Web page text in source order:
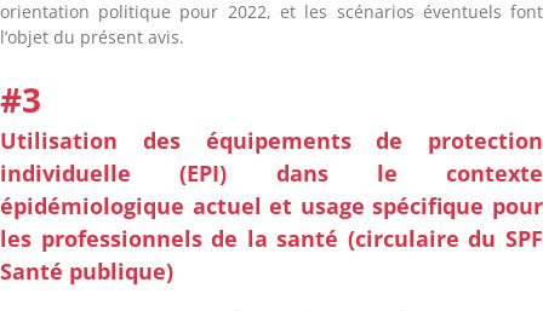
orientation politique pour 2022, et les scénarios éventuels font
l’objet du présent avis.
#3
Utilisation des équipements de protection
individuelle (EPI) dans le contexte
épidémiologique actuel et usage spécifique pour
les professionnels de la santé (circulaire du SPF
Santé publique)